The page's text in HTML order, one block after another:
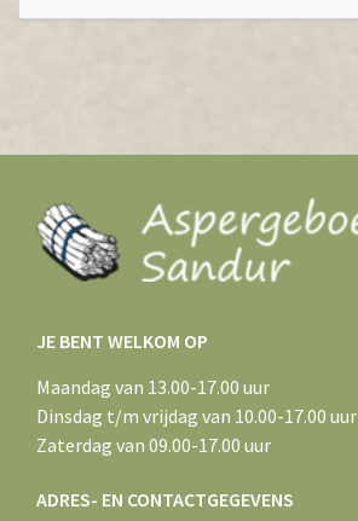
JE BENT WELKOM OP
Maandag van 13.00-17.00 uur
Dinsdag t/m vrijdag van 10.00-17.00 uur
Zaterdag van 09.00-17.00 uur
ADRES- EN CONTACTGEGEVENS